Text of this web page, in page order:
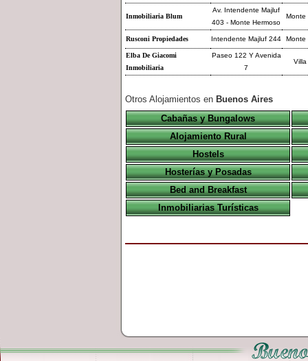
Inmobiliaria Blum
Av. Intendente Majluf
403 - Monte Hermoso
Monte
Rusconi Propiedades Intendente Majluf 244 Monte
Elba De Giacomi
Inmobiliaria
Paseo 122 Y Avenida
7
Villa
Otros Alojamientos en Buenos Aires
Cabañas y Bungalows
Alojamiento Rural
Hostels
Hosterías y Posadas
Bed and Breakfast
Inmobiliarias Turísticas